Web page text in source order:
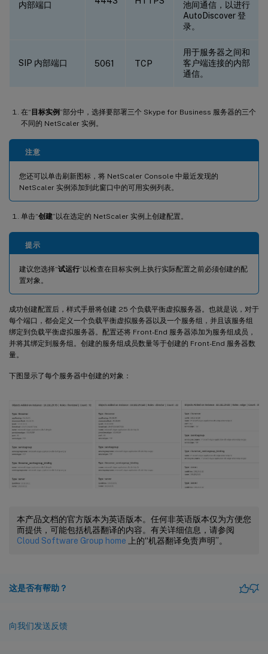
内部端口
池间通信，以进行
AutoDiscover 登
录。
SIP 内部端口 5061 TCP
用于服务器之间和
客户端连接的内部
通信。
在“ 目标实例 ”部分中，选择要部署三个 Skype for Business 服务器的三个
不同的 NetScaler 实例。
注意
您还可以单击刷新图标，将 NetScaler Console 中最近发现的
NetScaler 实例添加到此窗口中的可用实例列表。
单击“创建”以在选定的 NetScaler 实例上创建配置。
提示
建议您选择“试运行”以检查在目标实例上执行实际配置之前必须创建的配
置对象。
成功创建配置后，样式手册将创建 25 个负载平衡虚拟服务器。也就是说，对于
每个端口，都会定义一个负载平衡虚拟服务器以及一个服务组，并且该服务组
绑定到负载平衡虚拟服务器。配置还将 Front-End 服务器添加为服务组成员，
并将其绑定到服务组。创建的服务组成员数量等于创建的 Front-End 服务器数
量。
下图显示了每个服务器中创建的对象：
本产品文档的官方版本为英语版本。任何非英语版本仅为方便您
而提供，可能包括机器翻译的内容。有关详细信息，请参阅
Cloud Software Group home 上的“机器翻译免责声明”。
这是否有帮助？
向我们发送反馈